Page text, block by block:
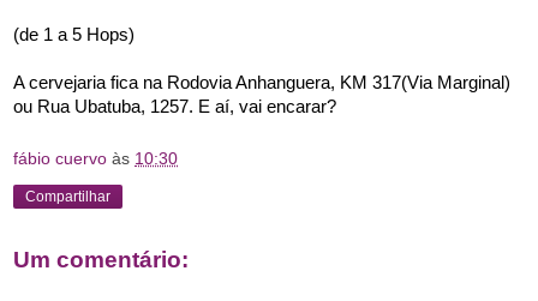
(de 1 a 5 Hops)
A cervejaria fica na Rodovia Anhanguera, KM 317(Via Marginal)
ou Rua Ubatuba, 1257. E aí, vai encarar?
fábio cuervo às 10:30
Compartilhar
Um comentário: